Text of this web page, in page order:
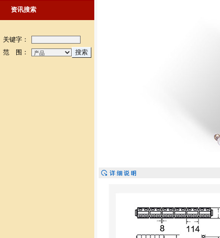
资讯搜索
关键字：
范 围：